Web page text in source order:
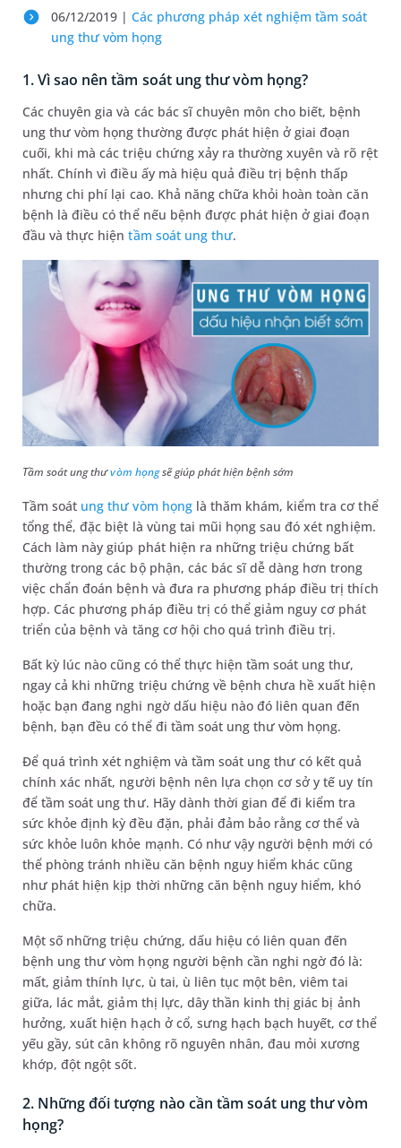
06/12/2019 | Các phương pháp xét nghiệm tầm soát
ung thư vòm họng
1. Vì sao nên tầm soát ung thư vòm họng?
Các chuyên gia và các bác sĩ chuyên môn cho biết, bệnh
ung thư vòm họng thường được phát hiện ở giai đoạn
cuối, khi mà các triệu chứng xảy ra thường xuyên và rõ rệt
nhất. Chính vì điều ấy mà hiệu quả điều trị bệnh thấp
nhưng chi phí lại cao. Khả năng chữa khỏi hoàn toàn căn
bệnh là điều có thể nếu bệnh được phát hiện ở giai đoạn
đầu và thực hiệntầm soát ung thư.
Tầm soát ung thưvòm họngsẽ giúp phát hiện bệnh sớm
Tầm soát ung thư vòm họnglà thăm khám, kiểm tra cơ thể
tổng thể, đặc biệt là vùng tai mũi họng sau đó xét nghiệm.
Cách làm này giúp phát hiện ra những triệu chứng bất
thường trong các bộ phận, các bác sĩ dễ dàng hơn trong
việc chẩn đoán bệnh và đưa ra phương pháp điều trị thích
hợp. Các phương pháp điều trị có thể giảm nguy cơ phát
triển của bệnh và tăng cơ hội cho quá trình điều trị.
Bất kỳ lúc nào cũng có thể thực hiện tầm soát ung thư,
ngay cả khi những triệu chứng về bệnh chưa hề xuất hiện
hoặc bạn đang nghi ngờ dấu hiệu nào đó liên quan đến
bệnh, bạn đều có thể đi tầm soát ung thư vòm họng.
Để quá trình xét nghiệm và tầm soát ung thư có kết quả
chính xác nhất, người bệnh nên lựa chọn cơ sở y tế uy tín
để tầm soát ung thư. Hãy dành thời gian để đi kiểm tra
sức khỏe định kỳ đều đặn, phải đảm bảo rằng cơ thể và
sức khỏe luôn khỏe mạnh. Có như vậy người bệnh mới có
thể phòng tránh nhiều căn bệnh nguy hiểm khác cũng
như phát hiện kịp thời những căn bệnh nguy hiểm, khó
chữa.
Một số những triệu chứng, dấu hiệu có liên quan đến
bệnh ung thư vòm họng người bệnh cần nghi ngờ đó là:
mất, giảm thính lực, ù tai, ù liên tục một bên, viêm tai
giữa, lác mắt, giảm thị lực, dây thần kinh thị giác bị ảnh
hưởng, xuất hiện hạch ở cổ, sưng hạch bạch huyết, cơ thể
yếu gầy, sút cân không rõ nguyên nhân, đau mỏi xương
khớp, đột ngột sốt.
2. Những đối tượng nào cần tầm soát ung thư vòm
họng?